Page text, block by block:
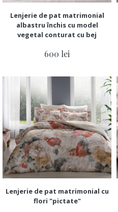
Lenjerie de pat matrimonial
albastru închis cu model
vegetal conturat cu bej
600 lei
Lenjerie de pat matrimonial cu
flori "pictate"